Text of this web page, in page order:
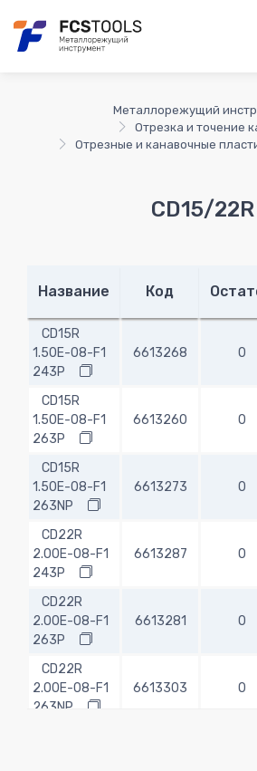
Металлорежущий
Отрезка и точение
Отрезные и канавочные
CD15/22R
Название Код
CD15R
1.50E-08-F1
243P
6613268 0
CD15R
1.50E-08-F1
263P
6613260 0
CD15R
1.50E-08-F1
263NP
6613273 0
CD22R
2.00E-08-F1
243P
6613287 0
CD22R
2.00E-08-F1
263P
6613281 0
CD22R
2.00E-08-F1
263NP
6613303 0